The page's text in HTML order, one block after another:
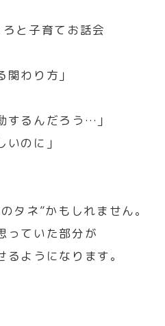
と子育てお話会
関わり方」
するんだろう…」
のに」
タネ”かもしれません。
っていた部分が
ようになります。